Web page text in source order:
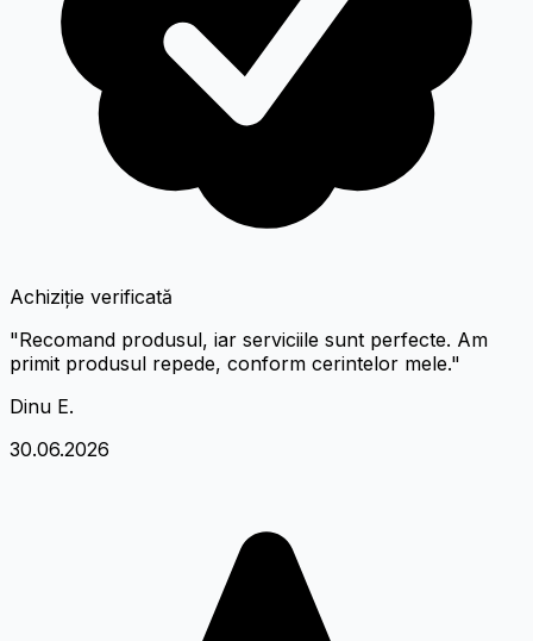
Achiziție verificată
"Recomand produsul, iar serviciile sunt perfecte. Am
primit produsul repede, conform cerintelor mele."
Dinu E.
30.06.2026